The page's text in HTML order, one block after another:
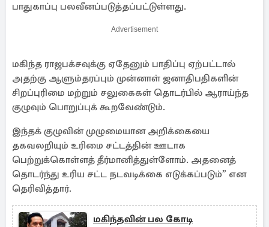
பாதுகாப்பு பலவீனப்படுத்தப்பட்டுள்ளது.
Advertisement
மகிந்த ராஜபக்சவுக்கு ஏதேனும் பாதிப்பு ஏற்பட்டால்
அதற்கு ஆளும்தரப்பும் முன்னாள் ஜனாதிபதிகளின்
சிறப்புரிமை மற்றும் சலுகைகள் தொடர்பில் ஆராய்ந்த
குழுவும் பொறுப்புக் கூறவேண்டும்.
இந்தக் குழுவின் முழுமையான அறிக்கையை
தகவலறியும் உரிமை சட்டத்தின் ஊடாக
பெற்றுக்கொள்ளத் தீர்மானித்துள்ளோம். அதனைத்
தொடர்ந்து உரிய சட்ட நடவடிக்கை எடுக்கப்படும்” என
தெரிவித்தார்.
மகிந்தவின் பல கோடி